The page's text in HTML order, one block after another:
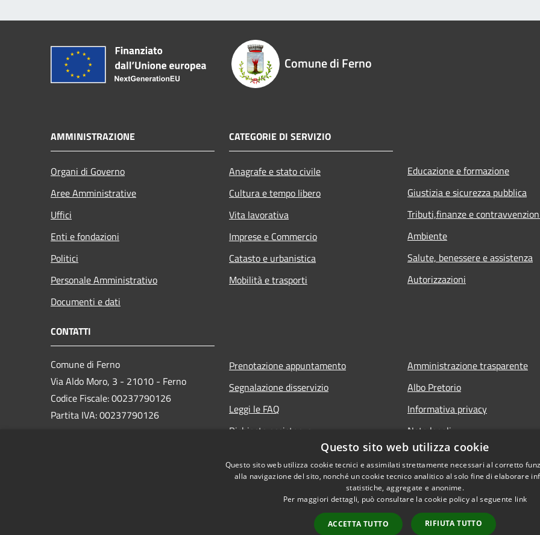
Comune di Ferno
AMMINISTRAZIONE
Organi di Governo
Aree Amministrative
Uffici
Enti e fondazioni
Politici
Personale Amministrativo
Documenti e dati
CATEGORIE DI SERVIZIO
Anagrafe e stato civile
Cultura e tempo libero
Vita lavorativa
Imprese e Commercio
Catasto e urbanistica
Mobilità e trasporti
Educazione e formazione
Giustizia e sicurezza pubblica
Tributi,finanze e
Ambiente
Salute, benessere e assistenza
Autorizzazioni
CONTATTI
Comune di Ferno
Via Aldo Moro, 3 - 21010 - Ferno
Codice Fiscale: 00237790126
Partita IVA: 00237790126
Prenotazione appuntamento
Segnalazione disservizio
Leggi le FAQ
Richiesta assistenza
Amministrazione trasparente
Albo Pretorio
Informativa privacy
Note legali
Dichiarazione di accessibilità
Questo sito web utilizza cookie
Questo sito web utilizza cookie tecnici e assimilati strettamente necessari al corretto
alla navigazione del sito, nonché un cookie tecnico analitico al solo fine di elaborare
statistiche, aggregate e anonime.
Per maggiori dettagli, può consultare la cookie policy al seguente link
ACCETTA TUTTO RIFIUTA TUTTO